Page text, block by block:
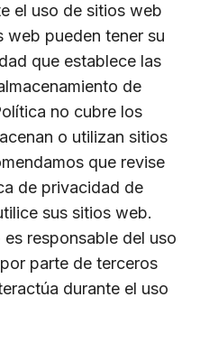
el uso de sitios web
web pueden tener su
que establece las
de
no cubre los
o utilizan sitios
que revise
de privacidad de
sus sitios web.
responsable del uso
parte de terceros
durante el uso